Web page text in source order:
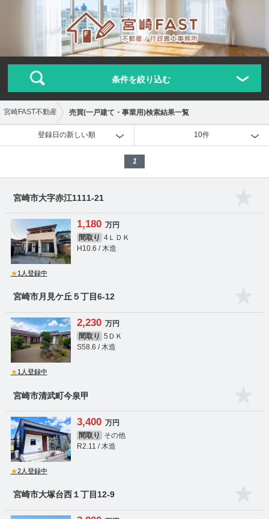
条件を絞り込む
宮崎FAST不動産 売買(一戸建て・事業用)検索結果一覧
登録日の新しい順 10件
1
宮崎市大字赤江1111-21
1,180 万円
間取り 4ＬＤＫ
H10.6 / 木造
★1人登録中
宮崎市月見ケ丘５丁目6-12
2,230 万円
間取り 5ＤＫ
S58.6 / 木造
★1人登録中
宮崎市清武町今泉甲
3,400 万円
間取り
その他
R2.11 / 木造
★2人登録中
宮崎市大塚台西１丁目12-9